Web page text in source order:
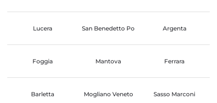
Lucera San Benedetto Po Argenta
Foggia Mantova Ferrara
Barletta Mogliano Veneto Sasso Marconi